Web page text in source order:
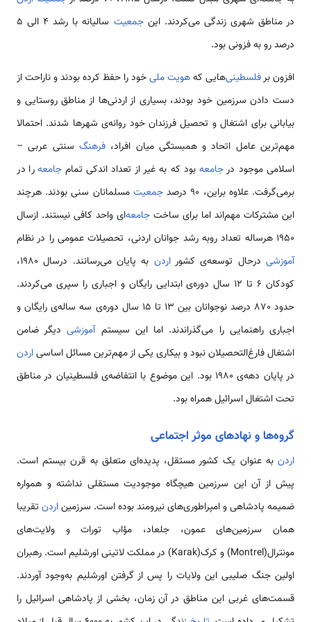
در مناطق شهری زندگی می‌کردند. اینجمعیت
سالیانه با رشد 4 الی 5
درصد رو به فزونی بود.
افزون برفلسطینی‌هایی کههویت ملیخود را حفظ کرده بودند و ناراحت از
دست دادن سرزمین خود بودند، بسیاری از اردنی‌ها از مناطق روستایی و
بیابانی برای اشتغال و تحصیل فرزندان خود روانه‌‌ی شهرها شدند. احتمالا
مهم‌ترین عامل اتحاد و همبستگی میان افراد،فرهنگ سنتی عربی –
اسلامی‌ موجود درجامعهبود که به غیر از تعداد اندکی تمامجامعهرا در
برمی‌گرفت. علاوه براین، 90 درصد
جمعیت مسلمانان سنی بودند. هرچند
این مشترکات مهم‌اند اما برای ساخت جامعه‌ای واحد کافی نیستند. ازسال
1950 هرساله تعداد روبه رشد جوانان اردنی، تحصیلات عمومی‌ را در نظام
آموزشیدرحال توسعه‌‌ی کشوراردن
به پایان می‌رسانند. درسال 1980،
کودکان 6 تا 12 سال دوره‌‌ی ابتدایی رایگان و اجباری را سپری می‌کردند.
حدود 870 درصد نوجوانان بین 13 تا 15 سال دوره‌‌ی سه ساله‌‌ی رایگان و
اجباری راهنمایی را می‌گذراندند. اما این سیستمآموزشیدیگر ضامن
اشتغال فارغ‌التحصیلان نبود و بیکاری یکی از مهم‌ترین مسائل اساسیاردن
در پایان دهه‌‌ی 1980 بود. این موضوع با انتفاضه‌‌ی فلسطینیان در مناطق
تحت اشتغال اسرائیل همراه بود.
گروه‌ها و نهادهای موثر اجتماعی
اردن به عنوان یک کشور مستقل، پدیده‌ای متعلق به قرن بیستم است.
پیش از آن این سرزمین هیچگاه موجودیت مستقلی نداشته و همواره
ضمیمه پادشاهی و امپراطوری‌های نیرومند بوده است. سرزمیناردن تقریبا
همان سرزمین‌های عمون، جلعاد، مؤاب تورات و ولایت‌های
مونترال(Montrel) و کرک(Karak) در مملکت لاتینی اورشلیم است. رهبران
اولین جنگ صلیبی این ولایات را پس از گرفتن اورشلیم به‌وجود آوردند.
قسمت‌های غربی این مناطق در آن زمان، بخشی از پادشاهی اسرائیل را